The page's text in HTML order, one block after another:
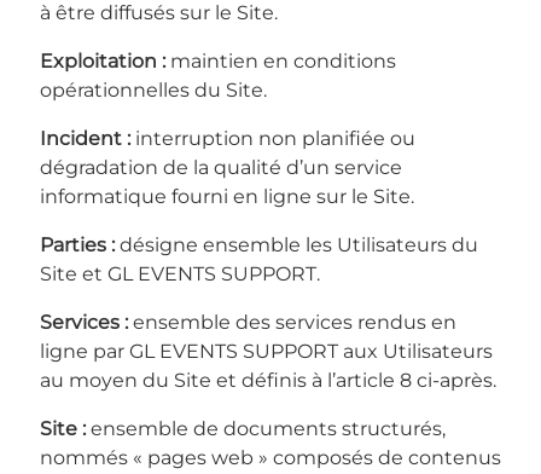
à être diffusés sur le Site.
Exploitation : maintien en conditions
opérationnelles du Site.
Incident :interruption non planifiée ou
dégradation de la qualité d’un service
informatique fourni en ligne sur le Site.
Parties :désigne ensemble les Utilisateurs du
Site et GL EVENTS SUPPORT.
Services :ensemble des services rendus en
ligne par GL EVENTS SUPPORT aux Utilisateurs
au moyen du Site et définis à l’article 8 ci-après.
Site : ensemble de documents structurés,
nommés « pages web » composés de contenus